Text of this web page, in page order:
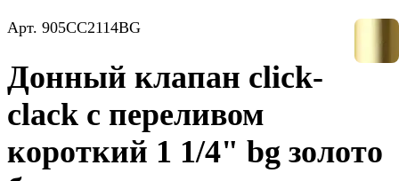
Арт. 905CC2114BG
Донный клапан click-
clack с переливом
короткий 1 1/4" bg золото